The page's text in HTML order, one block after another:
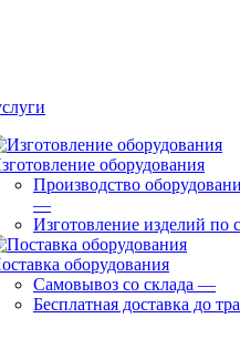
оборудования
Производство
—
Изготовление изделий по
оборудования
Самовывоз со склада —
Бесплатная доставка до